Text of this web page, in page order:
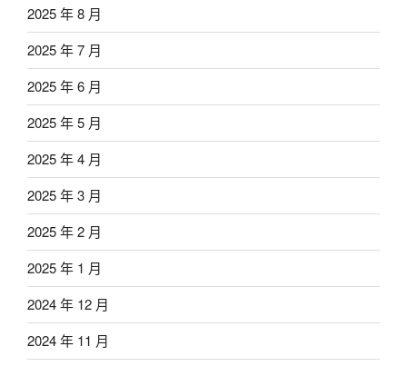
2025 年 8 月
2025 年 7 月
2025 年 6 月
2025 年 5 月
2025 年 4 月
2025 年 3 月
2025 年 2 月
2025 年 1 月
2024 年 12 月
2024 年 11 月